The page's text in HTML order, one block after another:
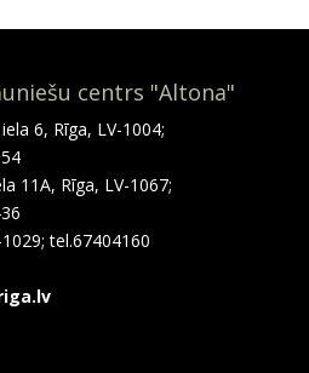
centrs "Altona"
6, Rīga, LV-1004;
11A, Rīga, LV-1067;
tel.67404160